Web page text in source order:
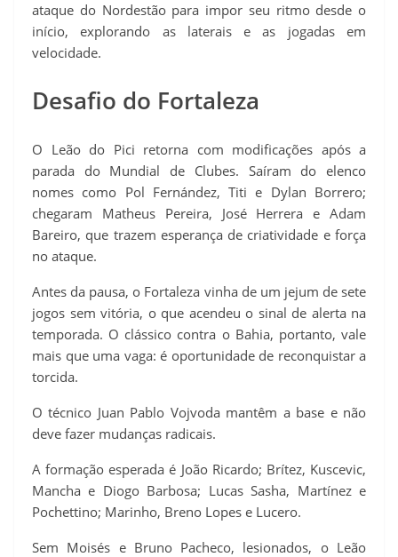
ataque do Nordestão para impor seu ritmo desde o
início, explorando as laterais e as jogadas em
velocidade.
Desafio do Fortaleza
O Leão do Pici retorna com modificações após a
parada do Mundial de Clubes. Saíram do elenco
nomes como Pol Fernández, Titi e Dylan Borrero;
chegaram Matheus Pereira, José Herrera e Adam
Bareiro, que trazem esperança de criatividade e força
no ataque.
Antes da pausa, o Fortaleza vinha de um jejum de sete
jogos sem vitória, o que acendeu o sinal de alerta na
temporada. O clássico contra o Bahia, portanto, vale
mais que uma vaga: é oportunidade de reconquistar a
torcida.
O técnico Juan Pablo Vojvoda mantêm a base e não
deve fazer mudanças radicais.
A formação esperada é João Ricardo; Brítez, Kuscevic,
Mancha e Diogo Barbosa; Lucas Sasha, Martínez e
Pochettino; Marinho, Breno Lopes e Lucero.
Sem Moisés e Bruno Pacheco, lesionados, o Leão